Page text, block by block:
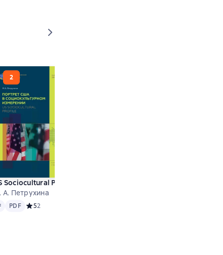
периодических изданий) / Mass Media English (based on
/ Drafting and Understanding International Sale Contracts.
проблемы современного общества (на материале
основе 0 оценок
Sociocultural Profile / Портрет США в социокультурном
А. Петрухина
PDF
PDF Средний рейтинг 5 на основе 2 оценок
52